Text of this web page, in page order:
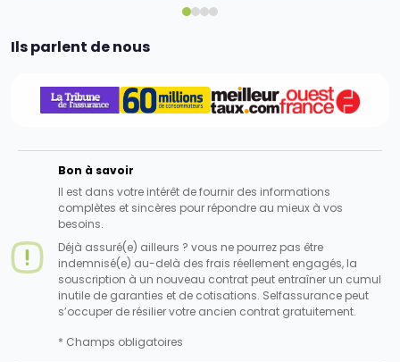
Ils parlent de nous
Bon à savoir
Il est dans votre intérêt de fournir des informations
complètes et sincères pour répondre au mieux à vos
besoins.
Déjà assuré(e) ailleurs ? vous ne pourrez pas être
indemnisé(e) au-delà des frais réellement engagés, la
souscription à un nouveau contrat peut entraîner un cumul
inutile de garanties et de cotisations. Selfassurance peut
s’occuper de résilier votre ancien contrat gratuitement.
* Champs obligatoires